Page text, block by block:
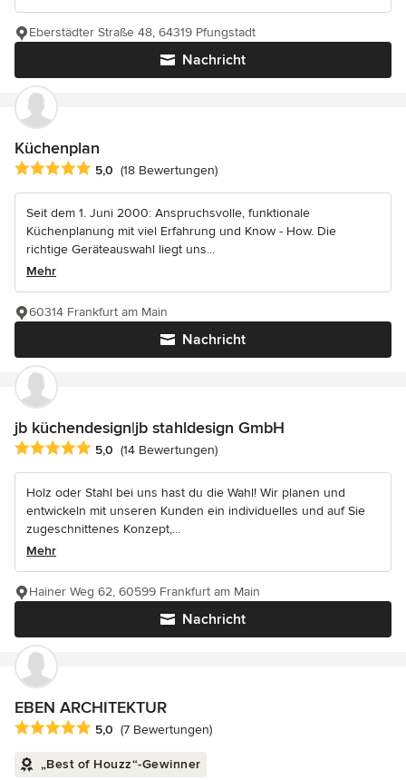
Nachricht
Eberstädter Straße 48, 64319 Pfungstadt
Küchenplan
Durchschnittliche Bewertung: 5 von 5 Sternen
5,0 (18 Bewertungen)
Seit dem 1. Juni 2000: Anspruchsvolle, funktionale
Küchenplanung mit viel Erfahrung und Know - How. Die
richtige Geräteauswahl liegt uns...
Mehr
Nachricht
60314 Frankfurt am Main
jb küchendesign|jb stahldesign GmbH
Durchschnittliche Bewertung: 5 von 5 Sternen
5,0 (14 Bewertungen)
Holz oder Stahl bei uns hast du die Wahl! Wir planen und
entwickeln mit unseren Kunden ein individuelles und auf Sie
zugeschnittenes Konzept,...
Mehr
Nachricht
Hainer Weg 62, 60599 Frankfurt am Main
EBEN ARCHITEKTUR
Durchschnittliche Bewertung: 5 von 5 Sternen
5,0 (7 Bewertungen)
„Best of Houzz“-Gewinner